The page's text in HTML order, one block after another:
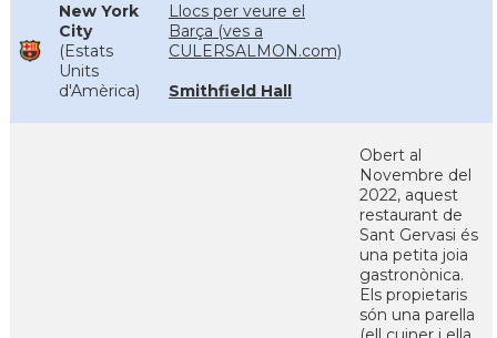
New York
City
(Estats
Units
d'Amèrica)
Llocs per veure el
Barça (ves a
CULERSALMON.com)
Smithfield Hall
Obert al
Novembre del
2022, aquest
restaurant de
Sant Gervasi és
una petita joia
gastronònica.
Els propietaris
són una parella